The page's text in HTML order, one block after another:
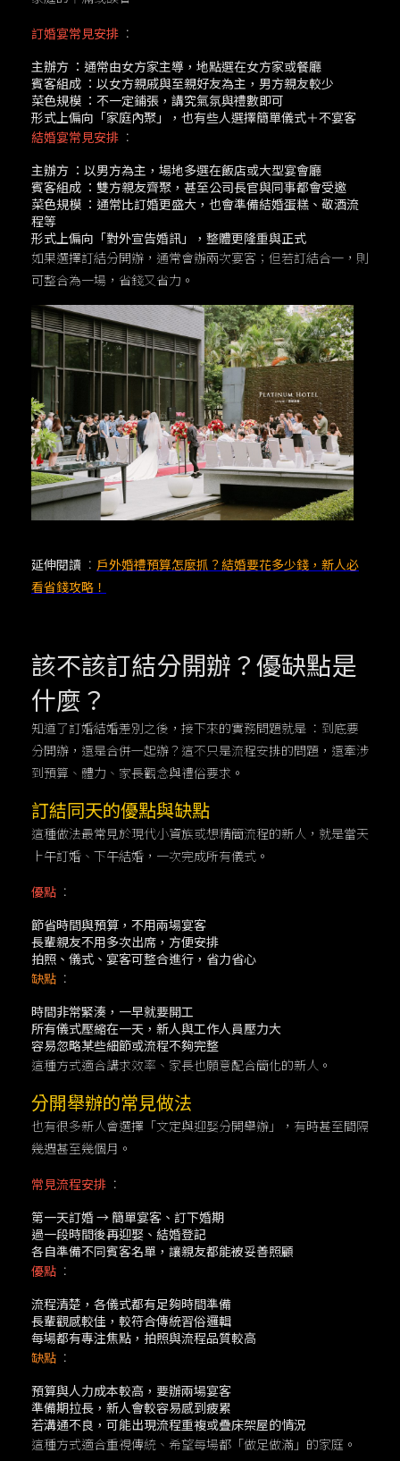
訂婚宴常見安排 ：
主辦方 ：通常由女方家主導，地點選在女方家或餐廳
賓客組成 ：以女方親戚與至親好友為主，男方親友較少
菜色規模 ：不一定鋪張，講究氣氛與禮數即可
形式上偏向「家庭內聚」
，也有些人選擇簡單儀式＋不宴客
結婚宴常見安排 ：
主辦方 ：以男方為主，場地多選在飯店或大型宴會廳
賓客組成 ：雙方親友齊聚，甚至公司長官與同事都會受邀
菜色規模 ：通常比訂婚更盛大，也會準備結婚蛋糕、敬酒流
程等
形式上偏向「對外宣告婚訊」
，整體更隆重與正式
如果選擇訂結分開辦，通常會辦兩次宴客；但若訂結合一，則
可整合為一場，省錢又省力。
延伸閱讀 ： 戶外婚禮預算怎麼抓？結婚要花多少錢，新人必
看省錢攻略！
該不該訂結分開辦？優缺點是
什麼？
知道了訂婚結婚差別之後，接下來的實務問題就是 ：到底要
分開辦，還是合併一起辦？這不只是流程安排的問題，還牽涉
到預算、體力、家長觀念與禮俗要求。
訂結同天的優點與缺點
這種做法最常見於現代小資族或想精簡流程的新人，就是當天
上午訂婚、下午結婚，一次完成所有儀式。
優點 ：
節省時間與預算，不用兩場宴客
長輩親友不用多次出席，方便安排
拍照、儀式、宴客可整合進行，省力省心
缺點 ：
時間非常緊湊，一早就要開工
所有儀式壓縮在一天，新人與工作人員壓力大
容易忽略某些細節或流程不夠完整
這種方式適合講求效率、家長也願意配合簡化的新人。
分開舉辦的常見做法
也有很多新人會選擇「文定與迎娶分開舉辦」，有時甚至間隔
幾週甚至幾個月。
常見流程安排 ：
第一天訂婚 → 簡單宴客、訂下婚期
過一段時間後再迎娶、結婚登記
各自準備不同賓客名單，讓親友都能被妥善照顧
優點 ：
流程清楚，各儀式都有足夠時間準備
長輩觀感較佳，較符合傳統習俗邏輯
每場都有專注焦點，拍照與流程品質較高
缺點 ：
預算與人力成本較高，要辦兩場宴客
準備期拉長，新人會較容易感到疲累
若溝通不良，可能出現流程重複或疊床架屋的情況
這種方式適合重視傳統、希望每場都「做足做滿」的家庭。